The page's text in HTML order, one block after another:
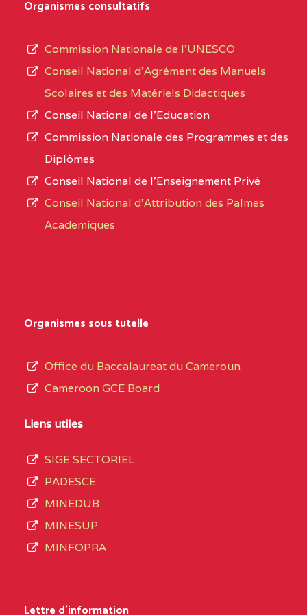
PROFESSIONNEL
(CEGEP) STE FOI BP
:4740 YAOUNDE
CENTRE
COLLEGE PANAFRICAIN
DE L'EXCELLENCE BP
CENTRE
COLLEGE PRIVE
CENTRE
COLLEGE PRIVE LAIC
SAINT MICHEL
CENTRE
CENTRE
type
L’offre
d’éducation
de
du
de
septembre
2020
compte
3408
Organismes consultatifs
Commission Nationale de l’UNESCO
Conseil National d’Agrément des Manuels
Scolaires et des Matériels Didactiques
Conseil National de l’Education
Commission Nationale des Programmes et des
Diplômes
Conseil National de l’Enseignement Privé
Conseil National d'Attribution des Palmes
Academiques
Organismes sous tutelle
Office du Baccalaureat du Cameroun
Cameroon GCE Board
Liens utiles
SIGE SECTORIEL
PADESCE
MINEDUB
MINESUP
MINFOPRA
Lettre d'information